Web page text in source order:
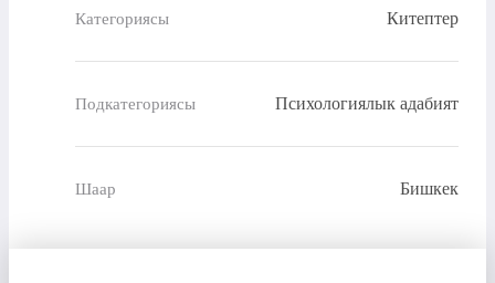
Категориясы Китептер
Подкатегориясы Психологиялык адабият
Шаар Бишкек